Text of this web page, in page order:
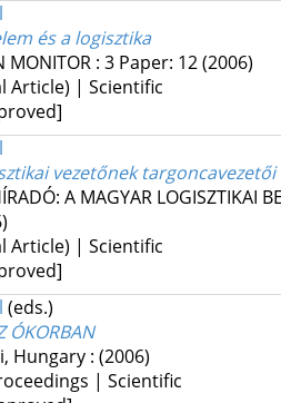
és a logisztika
MONITOR : 3 Paper: 12(2006)
Article) | Scientific
vezetőnek targoncavezetői
A MAGYAR LOGISZTIKAI
Article) | Scientific
(eds.)
ÓKORBAN
Hungary : (2006)
| Scientific